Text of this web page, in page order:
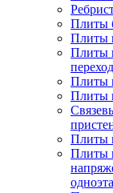
Плиты
Плиты
Плиты
Плиты
Плиты
Плиты
Плиты